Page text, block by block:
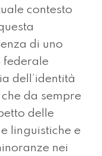
contesto
di uno
federale
dell’identità
da sempre
delle
linguistiche e
nei